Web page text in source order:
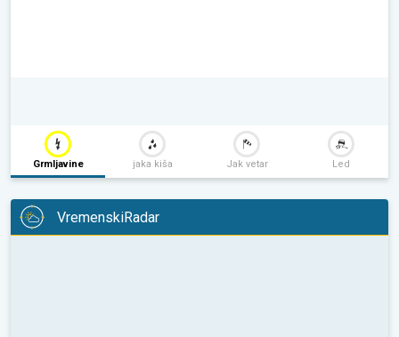
Grmljavine jaka kiša Jak vetar Led
VremenskiRadar